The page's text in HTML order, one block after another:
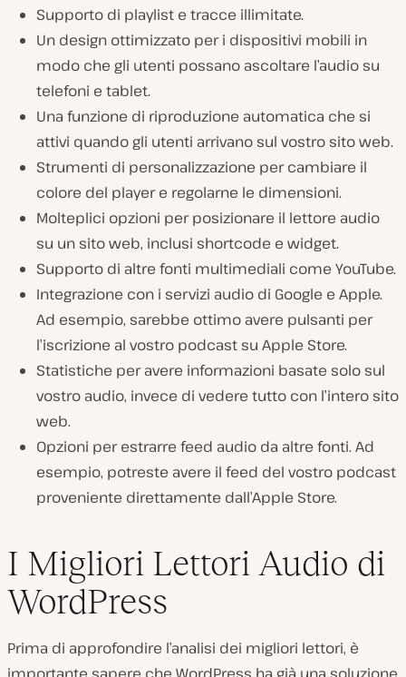
Supporto di playlist e tracce illimitate.
Un design ottimizzato per i dispositivi mobili in
modo che gli utenti possano ascoltare l’audio su
telefoni e tablet.
Una funzione di riproduzione automatica che si
attivi quando gli utenti arrivano sul vostro sito web.
Strumenti di personalizzazione per cambiare il
colore del player e regolarne le dimensioni.
Molteplici opzioni per posizionare il lettore audio
su un sito web, inclusi shortcode e widget.
Supporto di altre fonti multimediali come YouTube.
Integrazione con i servizi audio di Google e Apple.
Ad esempio, sarebbe ottimo avere pulsanti per
l’iscrizione al vostro podcast su Apple Store.
Statistiche per avere informazioni basate solo sul
vostro audio, invece di vedere tutto con l’intero sito
web.
Opzioni per estrarre feed audio da altre fonti. Ad
esempio, potreste avere il feed del vostro podcast
proveniente direttamente dall’Apple Store.
I Migliori Lettori Audio di
WordPress
Prima di approfondire l’analisi dei migliori lettori, è